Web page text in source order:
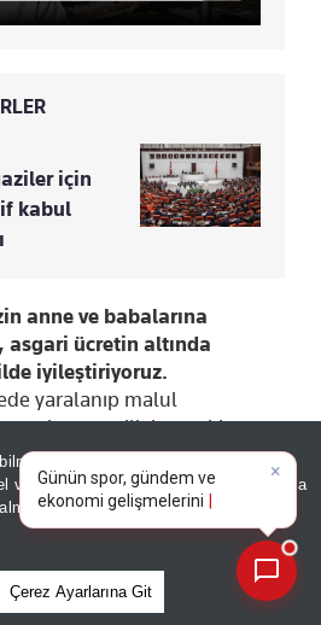
adına sitemizde
verileriniz, KVKK ve GDPR kapsamında
almak içinAydınlatma Metnimizi
Çerez Ayarlarına Git
için
kabul
anne ve babalarına
asgari ücretin altında
iyileştiriyoruz.
yaralanıp malul
ilk kez aylık
toplu taşıma, elektrik ve
gibi sosyal haklar
aylık bağlıyoruz.
mücadelede yaralanıp
ancak derece tespiti
×
Günün spor, gündem ve
ekonomi gelişmelerini analiz
edin!|